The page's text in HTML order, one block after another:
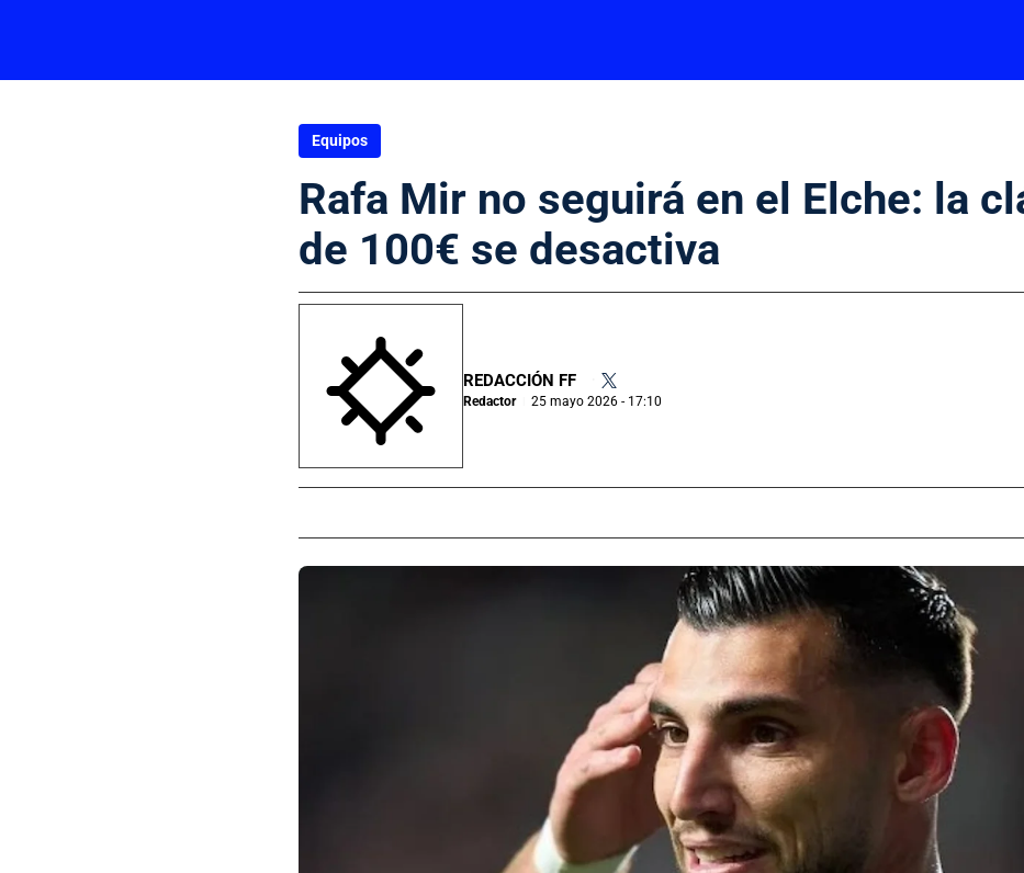
Equipos
Rafa Mir no seguirá en el Elche: la
de 100€ se desactiva
REDACCIÓN FF
Redactor 25 mayo 2026 - 17:10